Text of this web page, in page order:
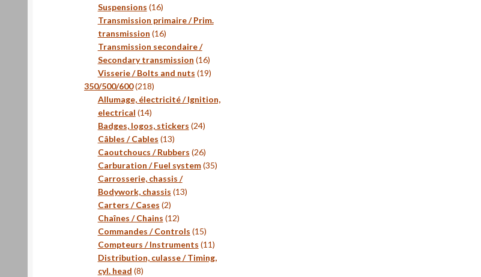
produits
Suspensions 1616
produits
Transmission primaire / Prim.
transmission 1616
produits
Transmission secondaire /
Secondary transmission 1616
produits
Visserie / Bolts and nuts 1919
350/500/600 218218
produits
Allumage, électricité / Ignition,
electrical 1414
produits
Badges, logos, stickers 2424
Câbles / Cables 1313
produits
Caoutchoucs / Rubbers 2626
produits
Carburation / Fuel system 3535
Carrosserie, chassis /
Bodywork, chassis 1313
Carters / Cases 22
produits
Chaînes / Chains 1212
produits
Commandes / Controls 1515
produits
Compteurs / Instruments 1111
produits
Distribution, culasse / Timing,
cyl. head 88